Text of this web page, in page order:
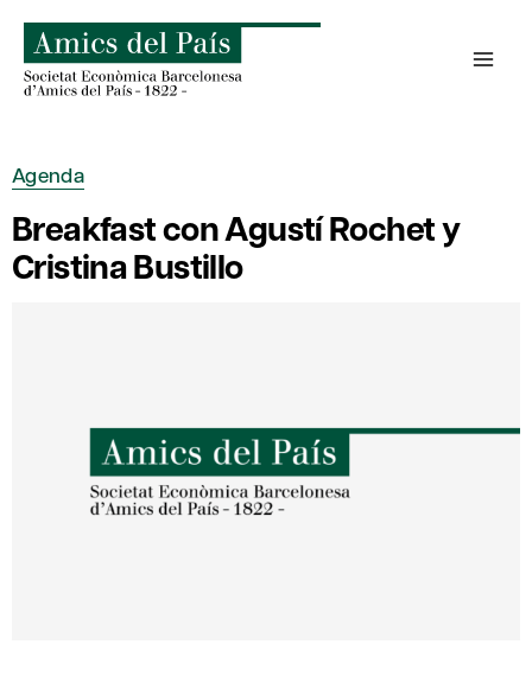
contenido
Agenda
Breakfast con Agustí Rochet y
Cristina Bustillo